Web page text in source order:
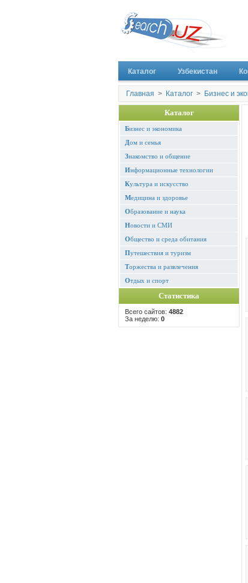
Каталог Узбекистан
Главная > Каталог > Бизнес и
Каталог
Бизнес и экономика
Дом и семья
Знакомство и общение
Информационные технологии
Культура и искусство
Медицина и здоровье
Образование и наука
Новости и СМИ
Общество и среда обитания
Путешествия и туризм
Торжества и развлечения
Отдых и спорт
Статистика
Всего сайтов: 4882
За неделю: 0